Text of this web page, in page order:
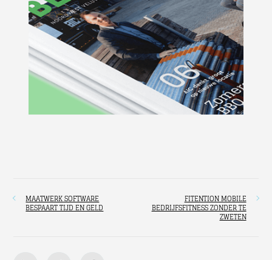
MAATWERK SOFTWARE
BESPAART TIJD EN GELD
FITENTION MOBILE
BEDRIJFSFITNESS ZONDER TE
ZWETEN